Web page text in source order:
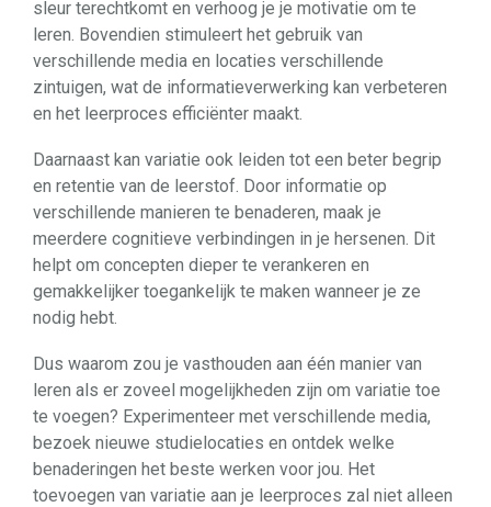
sleur terechtkomt en verhoog je je motivatie om te
leren. Bovendien stimuleert het gebruik van
verschillende media en locaties verschillende
zintuigen, wat de informatieverwerking kan verbeteren
en het leerproces efficiënter maakt.
Daarnaast kan variatie ook leiden tot een beter begrip
en retentie van de leerstof. Door informatie op
verschillende manieren te benaderen, maak je
meerdere cognitieve verbindingen in je hersenen. Dit
helpt om concepten dieper te verankeren en
gemakkelijker toegankelijk te maken wanneer je ze
nodig hebt.
Dus waarom zou je vasthouden aan één manier van
leren als er zoveel mogelijkheden zijn om variatie toe
te voegen? Experimenteer met verschillende media,
bezoek nieuwe studielocaties en ontdek welke
benaderingen het beste werken voor jou. Het
toevoegen van variatie aan je leerproces zal niet alleen